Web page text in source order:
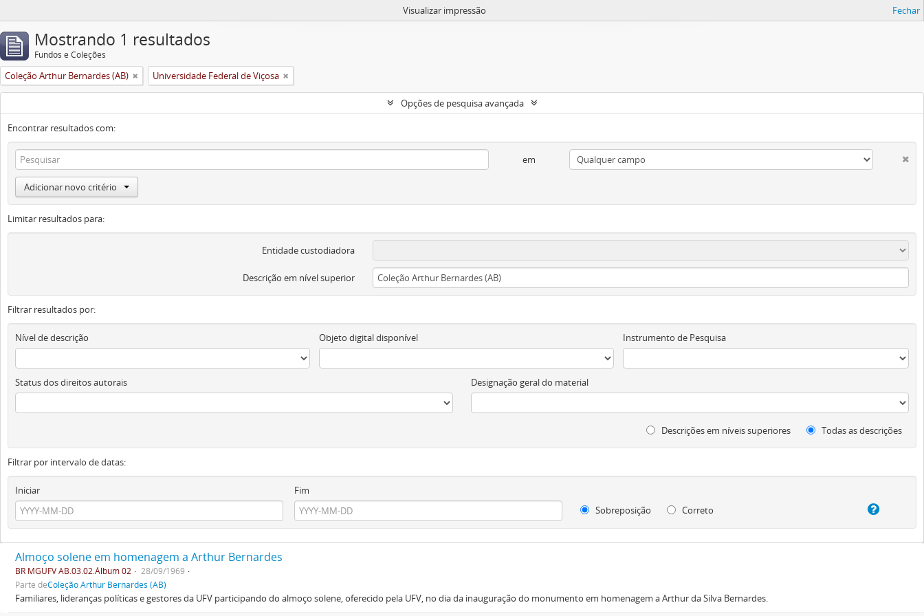
Visualizar impressão Fechar
Mostrando 1 resultados
Fundos e Coleções
Coleção Arthur Bernardes (AB) Universidade Federal de Viçosa
Opções de pesquisa avançada
Encontrar resultados com:
em
Adicionar novo critério
Limitar resultados para:
Entidade custodiadora
Descrição em nível superior
Filtrar resultados por:
Nível de descrição Objeto digital disponível Instrumento de Pesquisa
Status dos direitos autorais Designação geral do material
Descrições em níveis superiores Todas as descrições
Filtrar por intervalo de datas:
Iniciar
Fim
Sobreposição
Correto
Almoço solene em homenagem a Arthur Bernardes
BR MGUFV AB.03.02.Álbum 02
28/09/1969
Parte deColeção Arthur Bernardes (AB)
Familiares, lideranças políticas e gestores da UFV participando do almoço solene, oferecido pela UFV, no dia da inauguração do monumento em homenagem a Arthur da Silva Bernardes.